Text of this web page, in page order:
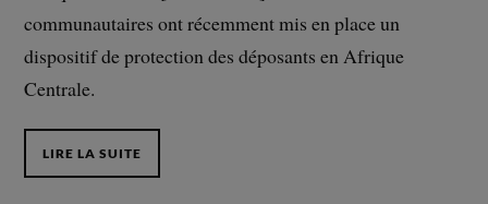
communautaires ont récemment mis en place un
dispositif de protection des déposants en Afrique
Centrale.
LIRE LA SUITE